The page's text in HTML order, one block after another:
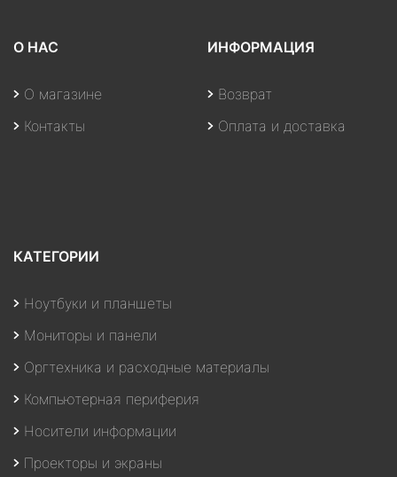
О НАС
О магазине
Контакты
ИНФОРМАЦИЯ
Возврат
Оплата и доставка
КАТЕГОРИИ
Ноутбуки и планшеты
Мониторы и панели
Оргтехника и расходные материалы
Компьютерная периферия
Носители информации
Проекторы и экраны